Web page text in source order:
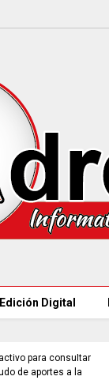
Digital
para consultar
de aportes a la